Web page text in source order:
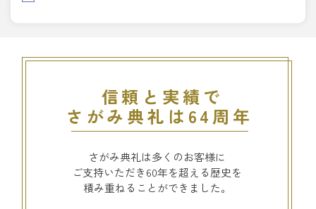
信頼と実績で
さがみ典礼は64周年
さがみ典礼は多くのお客様に
ご支持いただき60年を超える歴史を
積み重ねることができました。